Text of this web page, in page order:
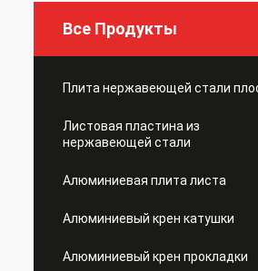
Все Продукты
Плита нержавеющей стали
Листовая пластина из
нержавеющей стали
Алюминиевая плита листа
Алюминиевый крен катушки
Алюминиевый крен прокладки